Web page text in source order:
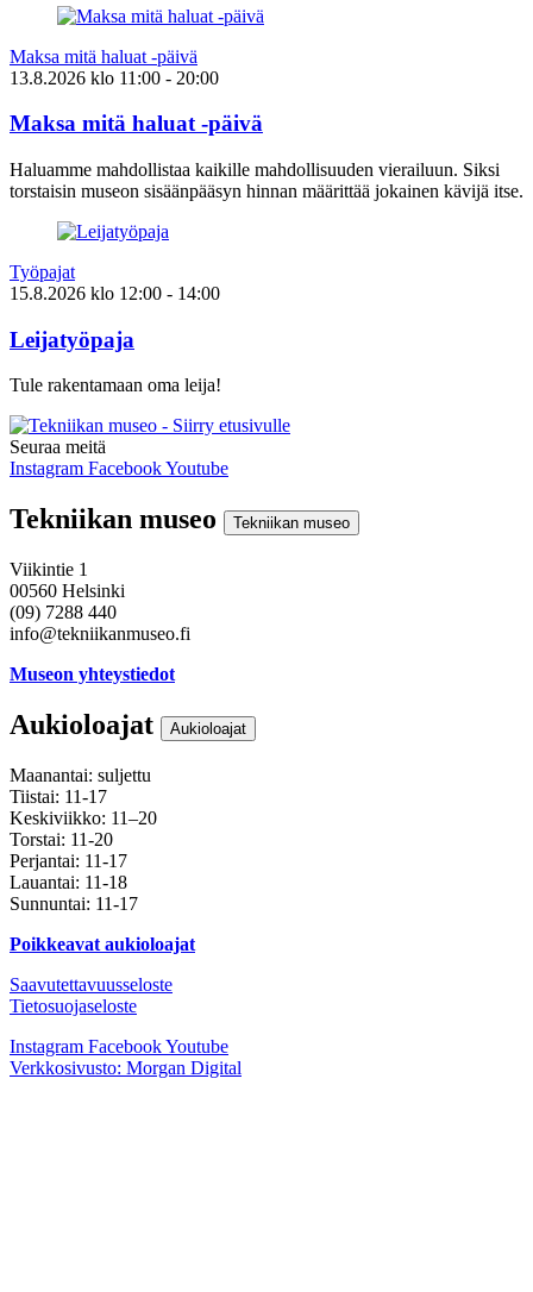
Maksa mitä haluat -päivä
13.8.2026 klo 11:00 - 20:00
Maksa mitä haluat -päivä
Haluamme mahdollistaa kaikille mahdollisuuden vierailuun. Siksi
torstaisin museon sisäänpääsyn hinnan määrittää jokainen kävijä itse.
Työpajat
15.8.2026 klo 12:00 - 14:00
Leijatyöpaja
Tule rakentamaan oma leija!
Seuraa meitä
Instagram FacebookYoutube
Tekniikan museo Tekniikan museo
Viikintie 1
00560 Helsinki
(09) 7288 440
info@tekniikanmuseo.fi
Museon yhteystiedot
Aukioloajat Aukioloajat
Maanantai: suljettu
Tiistai: 11-17
Keskiviikko: 11–20
Torstai: 11-20
Perjantai: 11-17
Lauantai: 11-18
Sunnuntai: 11-17
Poikkeavat aukioloajat
Saavutettavuusseloste
Tietosuojaseloste
Instagram FacebookYoutube
Verkkosivusto: Morgan Digital